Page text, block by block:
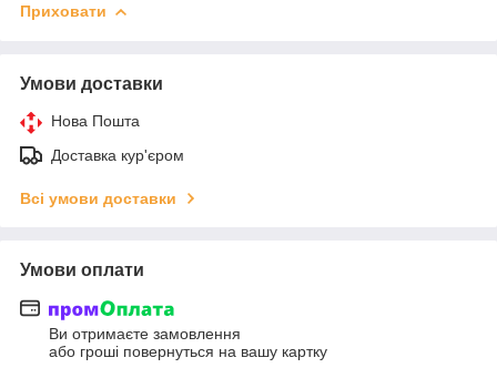
Приховати
Умови доставки
Нова Пошта
Доставка кур'єром
Всі умови доставки
Умови оплати
Ви отримаєте замовлення
або гроші повернуться на вашу картку